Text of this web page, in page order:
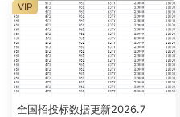
全国招投标数据更新2026.7
VIP